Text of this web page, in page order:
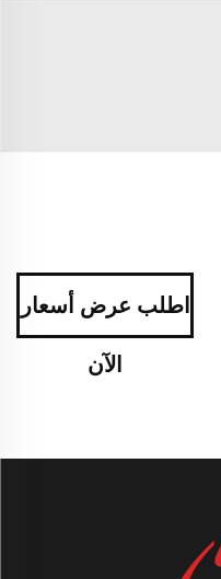
اطلب عرض أسعار
الآن